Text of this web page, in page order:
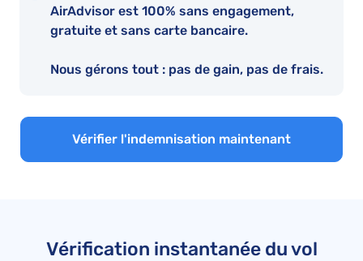
AirAdvisor est 100% sans engagement,
gratuite et sans carte bancaire.
Nous gérons tout : pas de gain, pas de frais.
Vérifier l'indemnisation maintenant
Vérification instantanée du vol